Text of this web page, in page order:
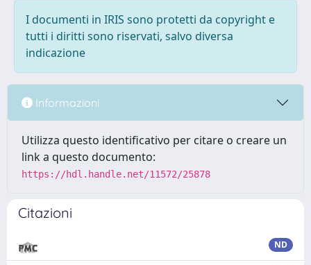
I documenti in IRIS sono protetti da copyright e
tutti i diritti sono riservati, salvo diversa
indicazione
Informazioni
Utilizza questo identificativo per citare o creare un
link a questo documento:
https://hdl.handle.net/11572/25878
Citazioni
ND